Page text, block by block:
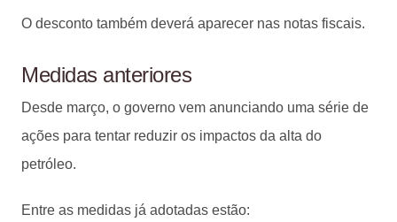
O desconto também deverá aparecer nas notas fiscais.
Medidas anteriores
Desde março, o governo vem anunciando uma série de
ações para tentar reduzir os impactos da alta do
petróleo.
Entre as medidas já adotadas estão: